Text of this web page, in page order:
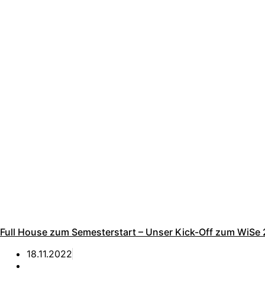
Full House zum Semesterstart – Unser Kick-Off zum WiSe
18.11.2022